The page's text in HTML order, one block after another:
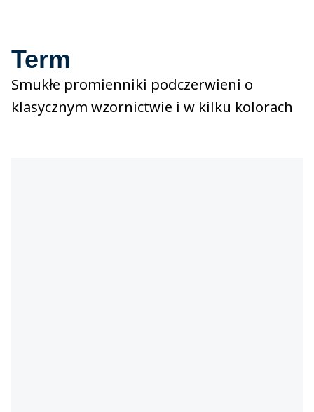
Term
Smukłe promienniki podczerwieni o
klasycznym wzornictwie i w kilku kolorach